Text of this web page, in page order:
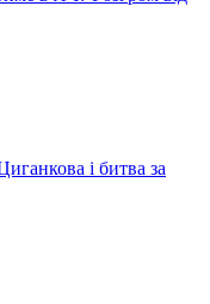
і битва за